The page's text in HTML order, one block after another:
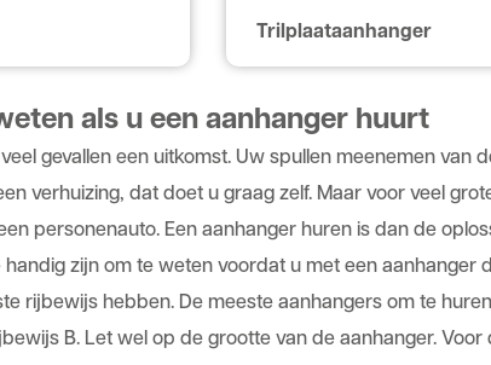
Trilplaataanhanger
als u een aanhanger huurt
gevallen een uitkomst. Uw spullen meenemen van
verhuizing, dat doet u graag zelf. Maar voor veel
personenauto. Een aanhanger huren is dan de
zijn om te weten voordat u met een aanhanger
rijbewijs hebben. De meeste aanhangers om te
B. Let wel op de grootte van de aanhanger. Voor